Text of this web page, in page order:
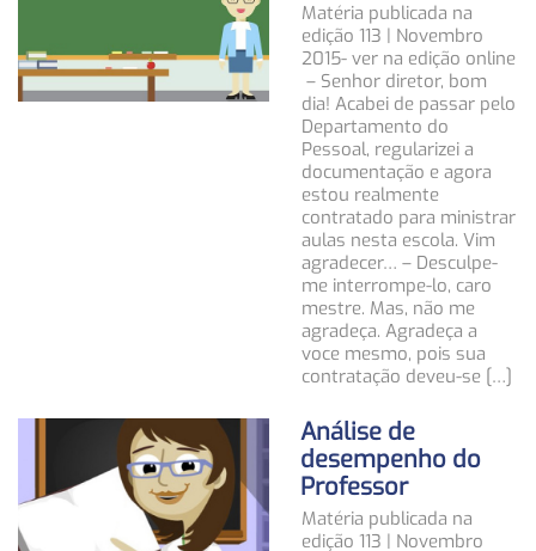
Matéria publicada na
edição 113 | Novembro
2015- ver na edição online
– Senhor diretor, bom
dia! Acabei de passar pelo
Departamento do
Pessoal, regularizei a
documentação e agora
estou realmente
contratado para ministrar
aulas nesta escola. Vim
agradecer… – Desculpe-
me interrompe-lo, caro
mestre. Mas, não me
agradeça. Agradeça a
voce mesmo, pois sua
contratação deveu-se […]
Análise de
desempenho do
Professor
Matéria publicada na
edição 113 | Novembro